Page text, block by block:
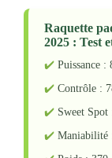
précieuse pour
chaque aspect
performances
Piton
Piton